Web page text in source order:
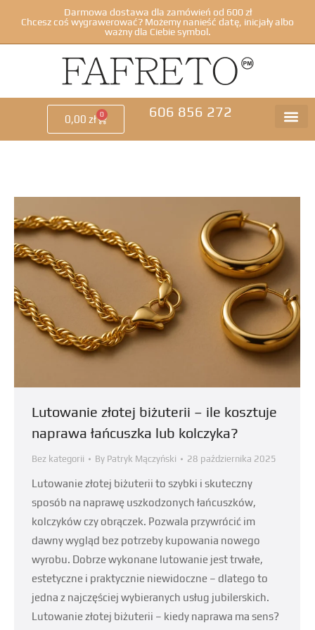
Darmowa dostawa dla zamówień od 600 zł
Chcesz coś wygrawerować? Możemy nanieść datę, inicjały albo
ważny dla Ciebie symbol.
0,00 zł 0 606 856 272
Lutowanie złotej biżuterii – ile kosztuje
naprawa łańcuszka lub kolczyka?
Bez kategorii By Patryk Mączyński 28 października 2025
Lutowanie złotej biżuterii to szybki i skuteczny
sposób na naprawę uszkodzonych łańcuszków,
kolczyków czy obrączek. Pozwala przywrócić im
dawny wygląd bez potrzeby kupowania nowego
wyrobu. Dobrze wykonane lutowanie jest trwałe,
estetyczne i praktycznie niewidoczne – dlatego to
jedna z najczęściej wybieranych usług jubilerskich.
Lutowanie złotej biżuterii – kiedy naprawa ma sens?